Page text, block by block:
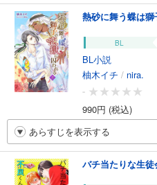
熱砂に舞う蝶は
BL
BL小説
柚木イチ / nira.
-
990円 (税込)
あらすじを表示する
バチ当たりな生